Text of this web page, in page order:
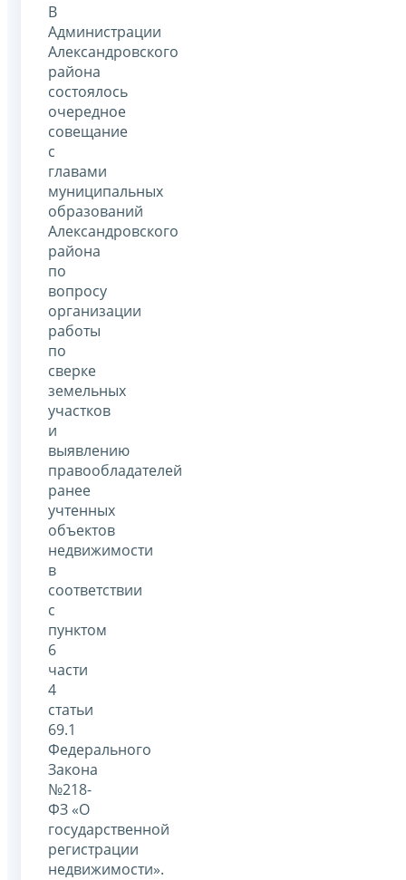
В
Администрации
Александровского
района
состоялось
очередное
совещание
с
главами
муниципальных
образований
Александровского
района
по
вопросу
организации
работы
по
сверке
земельных
участков
и
выявлению
правообладателей
ранее
учтенных
объектов
недвижимости
в
соответствии
с
пунктом
6
части
4
статьи
69.1
Федерального
Закона
№218-
ФЗ «О
государственной
регистрации
недвижимости».